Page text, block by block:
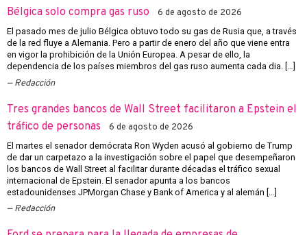
Bélgica solo compra gas ruso 6 de agosto de 2026
El pasado mes de julio Bélgica obtuvo todo su gas de Rusia que, a través
de la red fluye a Alemania. Pero a partir de enero del año que viene entra
en vigor la prohibición de la Unión Europea. A pesar de ello, la
dependencia de los países miembros del gas ruso aumenta cada dia. […]
Redacción
Tres grandes bancos de Wall Street facilitaron a Epstein el
tráfico de personas
6 de agosto de 2026
El martes el senador demócrata Ron Wyden acusó al gobierno de Trump
de dar un carpetazo a la investigación sobre el papel que desempeñaron
los bancos de Wall Street al facilitar durante décadas el tráfico sexual
internacional de Epstein. El senador apunta a los bancos
estadounidenses JPMorgan Chase y Bank of America y al alemán […]
Redacción